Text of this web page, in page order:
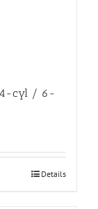
4-cyl / 6-
Details